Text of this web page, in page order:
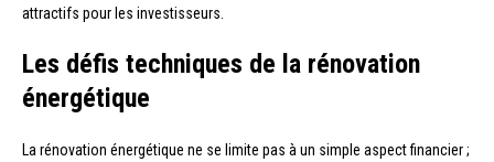
attractifs pour les investisseurs.
Les défis techniques de la rénovation
énergétique
La rénovation énergétique ne se limite pas à un simple aspect financier ;